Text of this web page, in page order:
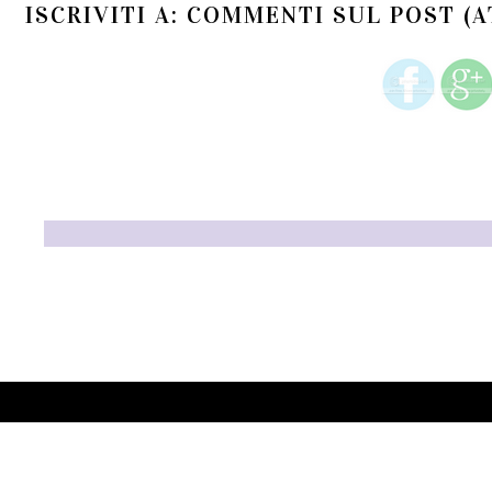
ISCRIVITI A: COMMENTI SUL POST